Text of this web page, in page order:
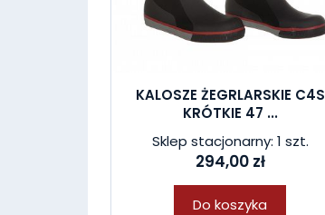
KALOSZE ŻEGRLARSKIE C4S
KRÓTKIE 47 ...
Sklep stacjonarny: 1 szt.
294,00 zł
Do koszyka